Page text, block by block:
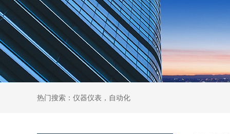
热门搜索：仪器仪表，自动化